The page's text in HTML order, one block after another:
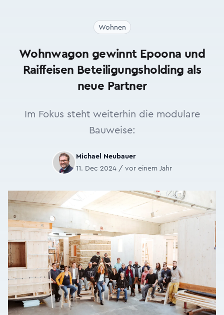
Wohnen
Wohnwagon gewinnt Epoona und
Raiffeisen Beteiligungsholding als
neue Partner
Im Fokus steht weiterhin die modulare
Bauweise:
Michael Neubauer
11. Dec 2024 / vor einem Jahr